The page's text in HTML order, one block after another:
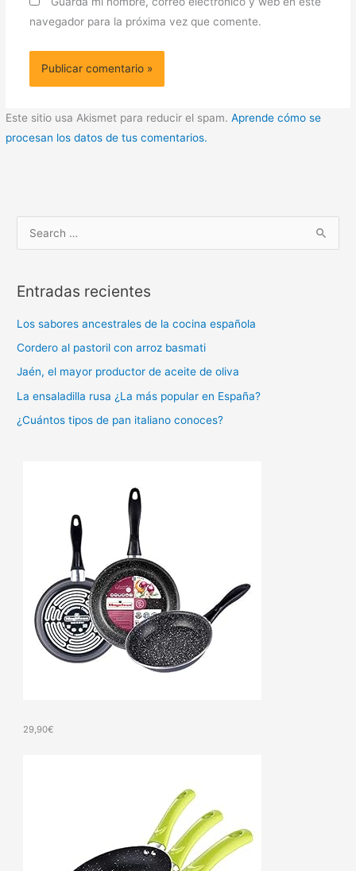
navegador para la próxima vez que comente.
Este sitio usa Akismet para reducir el spam.Aprende cómo se
procesan los datos de tus comentarios.
u
c
p
o
r
:
Entradas recientes
Los sabores ancestrales de la cocina española
Cordero al pastoril con arroz basmati
Jaén, el mayor productor de aceite de oliva
La ensaladilla rusa ¿La más popular en España?
¿Cuántos tipos de pan italiano conoces?
29,90€